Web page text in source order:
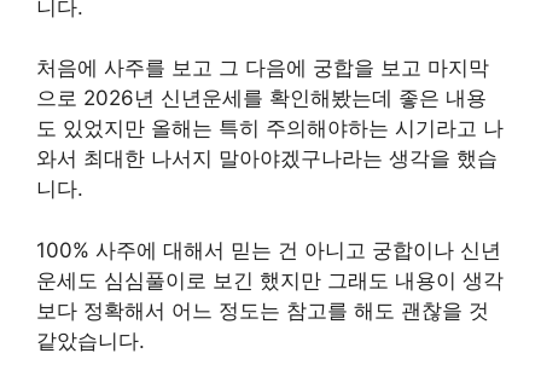
니다.
처음에 사주를 보고 그 다음에 궁합을 보고 마지막
으로 2026년 신년운세를 확인해봤는데 좋은 내용
도 있었지만 올해는 특히 주의해야하는 시기라고 나
와서 최대한 나서지 말아야겠구나라는 생각을 했습
니다.
100% 사주에 대해서 믿는 건 아니고 궁합이나 신년
운세도 심심풀이로 보긴 했지만 그래도 내용이 생각
보다 정확해서 어느 정도는 참고를 해도 괜찮을 것
같았습니다.